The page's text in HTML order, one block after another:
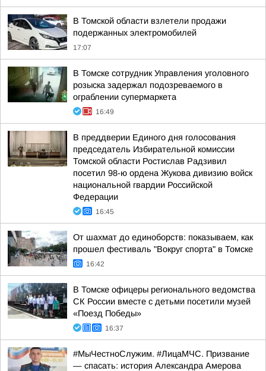
В Томской области взлетели продажи
подержанных электромобилей
17:07
В Томске сотрудник Управления уголовного
розыска задержал подозреваемого в
ограблении супермаркета
16:49
В преддверии Единого дня голосования
председатель Избирательной комиссии
Томской области Ростислав Радзивил
посетил 98-ю ордена Жукова дивизию войск
национальной гвардии Российской
Федерации
16:45
От шахмат до единоборств: показываем, как
прошел фестиваль "Вокруг спорта" в Томске
16:42
В Томске офицеры регионального ведомства
СК России вместе с детьми посетили музей
«Поезд Победы»
16:37
#МыЧестноСлужим. #ЛицаМЧС. Призвание
— спасать: история Александра Амерова